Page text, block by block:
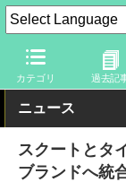
カテゴリ 過去記
トラベル Watch 企
ニュース
スクートとタ
ブランドへ統